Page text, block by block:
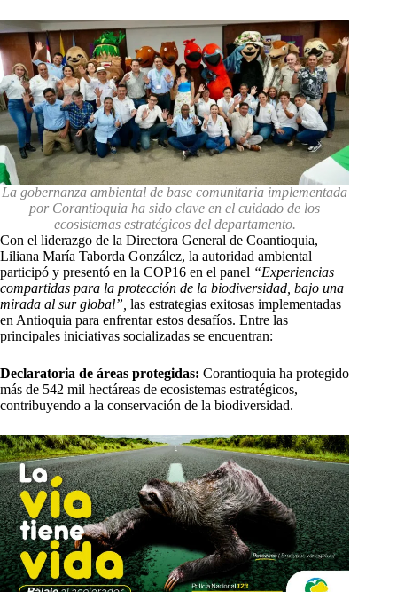
La gobernanza ambiental de base comunitaria implementada
por Corantioquia ha sido clave en el cuidado de los
ecosistemas estratégicos del departamento.
Con el liderazgo de la Directora General de Coantioquia,
Liliana María Taborda González, la autoridad ambiental
participó y presentó en la COP16 en el panel “Experiencias
compartidas para la protección de la biodiversidad, bajo una
mirada al sur global”, las estrategias exitosas implementadas
en Antioquia para enfrentar estos desafíos. Entre las
principales iniciativas socializadas se encuentran:
Declaratoria de áreas protegidas: Corantioquia ha protegido
más de 542 mil hectáreas de ecosistemas estratégicos,
contribuyendo a la conservación de la biodiversidad.